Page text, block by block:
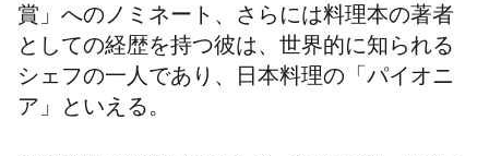
賞」 へのノミネート、さらには料理本の著者
としての経歴を持つ彼は、世界的に知られる
シェフの一人であり、日本料理の「パイオニ
ア」といえる。